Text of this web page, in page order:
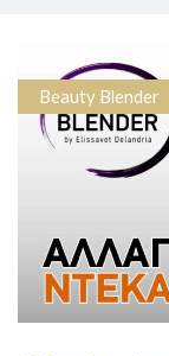
Beauty Blender